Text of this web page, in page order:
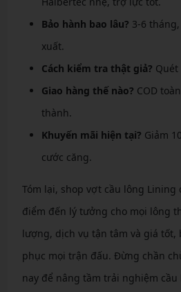
Bảo hành bao lâu? 3-6
xuất.
Cách kiểm tra thật giả? Quét
Giao hàng thế nào? COD
thành.
Khuyến mãi hiện tại? Giảm
cước căng.
Tóm lại, shop vợt cầu lông Lining
điểm đến lý tưởng cho mọi lông
lượng, dịch vụ tận tâm và giá tốt,
phục mọi trận đấu. Đừng chần
nay để nâng tầm trải nghiệm cầu